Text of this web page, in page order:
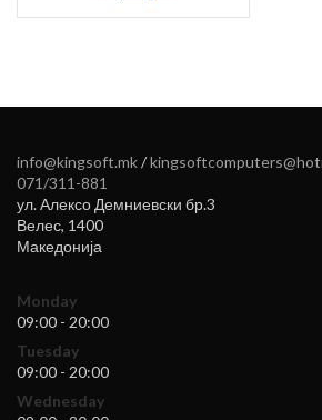
info@kingsoft.mk/
071/311-881
ул. Алексо Демниевски бр.3
Велес, 1400
Македонија
Monday
09:00 - 20:00
Tuesday
09:00 - 20:00
Wednesday